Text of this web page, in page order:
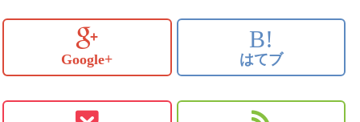
Google+
B!
はてブ